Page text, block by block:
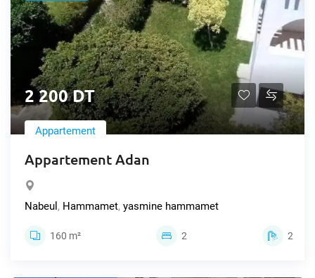
2 200 DT
Appartement
Appartement Adan
Nabeul , Hammamet, yasmine hammamet
160 m² 2 2